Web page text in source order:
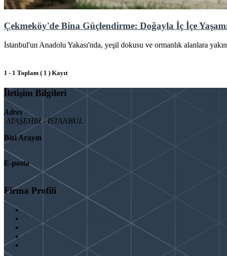
Çekmeköy'de Bina Güçlendirme: Doğayla İç İçe
İstanbul'un Anadolu Yakası'nda, yeşil dokusu ve ormanlık alanlara
1 - 1 Toplam ( 1 ) Kayıt
İletişim Bilgileri
Adres
ATAŞEHİR - İSTANBUL
Bizi Arayın
E-posta
info@binaguclendir.com
Firma Profili
Hakkımızda
Hizmet Verdiğimiz Bölgeler
Paydaşlarımız
İş Birliği Teklifleri
Şartlar ve Koşullar